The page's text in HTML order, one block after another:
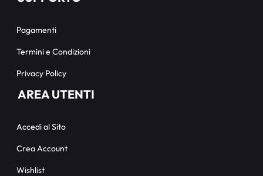
Pagamenti
Termini e Condizioni
Privacy Policy
AREA UTENTI
Accedi al Sito
Crea Account
Wishlist